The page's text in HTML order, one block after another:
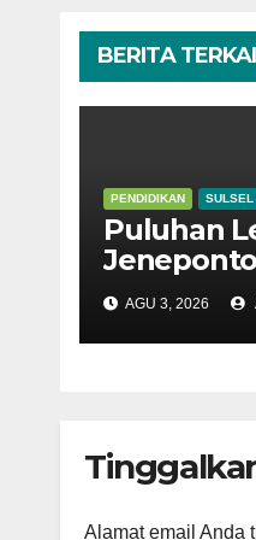
BERITA
PENDIDIKAN SULSEL
Puluhan
Jeneponto
Mengadu
Sulsel
AGU 3, 2026
Alamat email Anda